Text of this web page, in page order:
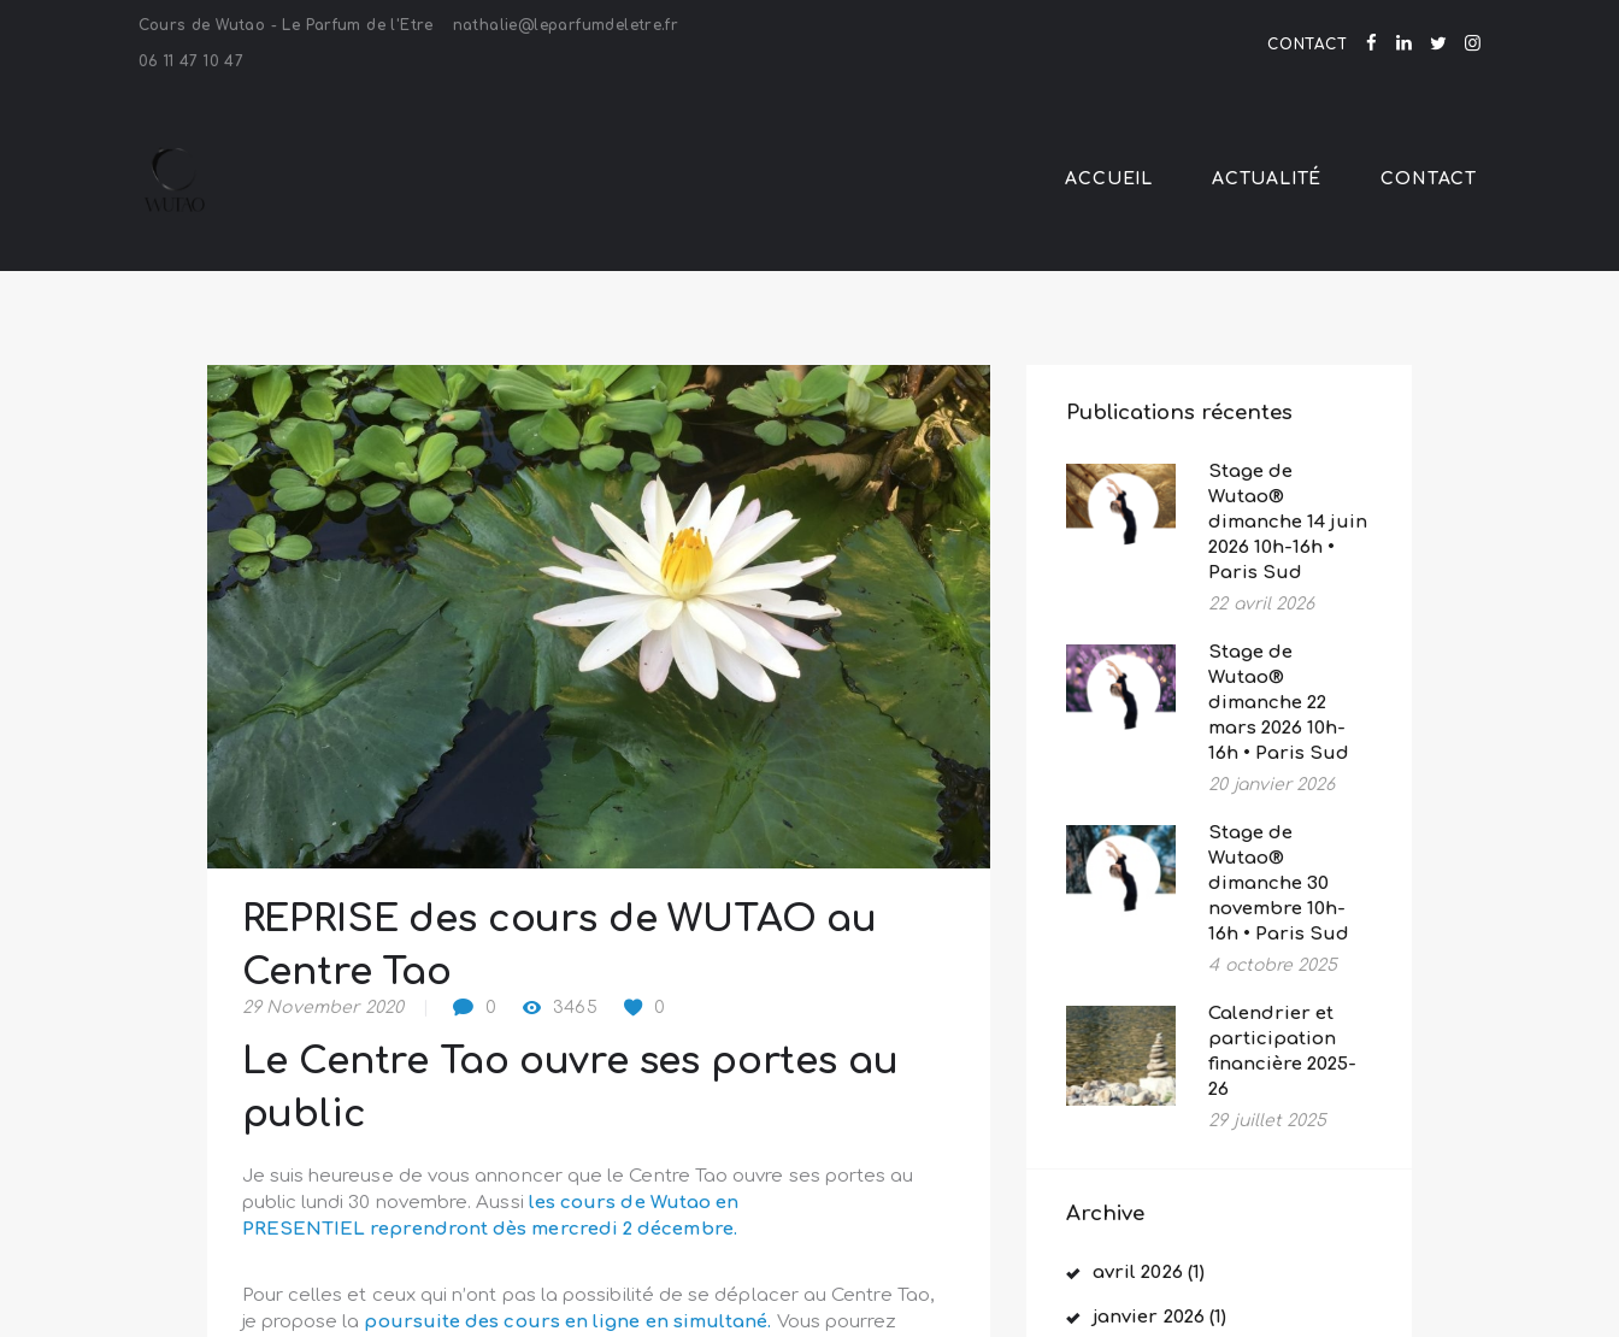
Cours de Wutao - Le Parfum de l'Etre nathalie@leparfumdeletre.fr
06 11 47 10 47
CONTACT
ACCUEIL ACTUALITÉ CONTACT
ACCUEIL
REPRISE des cours de WUTAO au
Centre Tao
29 November 2020 0 3465 0
Le Centre Tao ouvre ses portes au
public
Je suis heureuse de vous annoncer que le Centre Tao ouvre ses portes au
public lundi 30 novembre. Aussi les cours de Wutao en
PRESENTIEL reprendront dès mercredi 2 décembre.
Pour celles et ceux qui n’ont pas la possibilité de se déplacer au Centre Tao,
je propose la poursuite des cours en ligne en simultané. Vous pourrez
Publications récentes
Stage de
Wutao®
dimanche 14 juin
2026 10h-16h •
Paris Sud
22 avril 2026
Stage de
Wutao®
dimanche 22
mars 2026 10h-
16h • Paris Sud
20 janvier 2026
Stage de
Wutao®
dimanche 30
novembre 10h-
16h • Paris Sud
4 octobre 2025
Calendrier et
participation
financière 2025-
26
29 juillet 2025
Archive
avril2026(1)
janvier 2026(1)